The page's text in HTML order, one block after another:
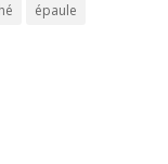
épaule